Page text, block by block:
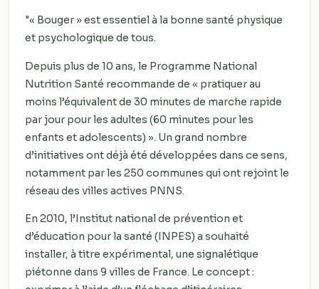
"« Bouger » est essentiel à la bonne santé physique
et psychologique de tous.
Depuis plus de 10 ans, le Programme National
Nutrition Santé recommande de « pratiquer au
moins l’équivalent de 30 minutes de marche rapide
par jour pour les adultes (60 minutes pour les
enfants et adolescents) ». Un grand nombre
d’initiatives ont déjà été développées dans ce sens,
notamment par les 250 communes qui ont rejoint le
réseau des villes actives PNNS.
En 2010, l’Institut national de prévention et
d’éducation pour la santé (INPES) a souhaité
installer, à titre expérimental, une signalétique
piétonne dans 9 villes de France. Le concept :